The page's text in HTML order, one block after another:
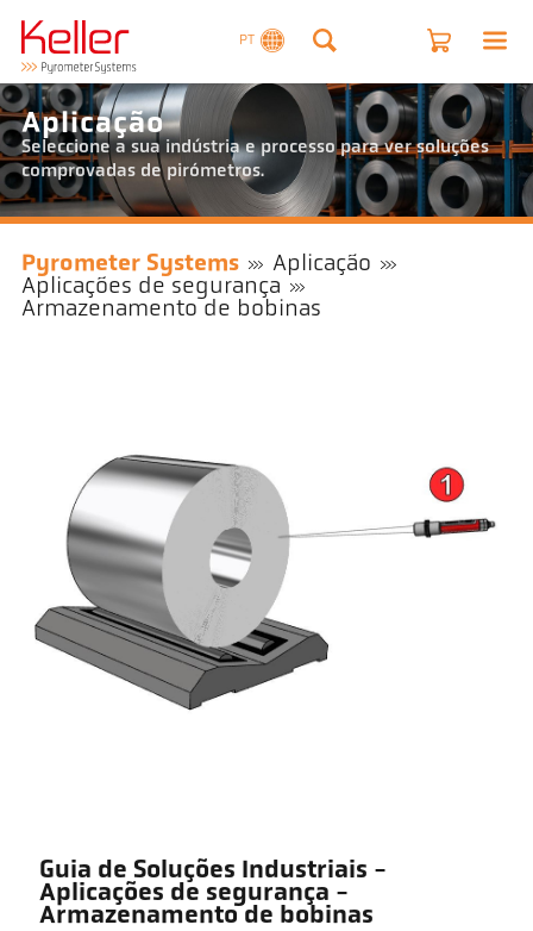
PT
Aplicação
Seleccione a sua indústria e processo para ver soluções
comprovadas de pirómetros.
Pyrometer Systems
Aplicação
Aplicações de segurança
Armazenamento de bobinas
Guia de Soluções Industriais -
Aplicações de segurança -
Armazenamento de bobinas